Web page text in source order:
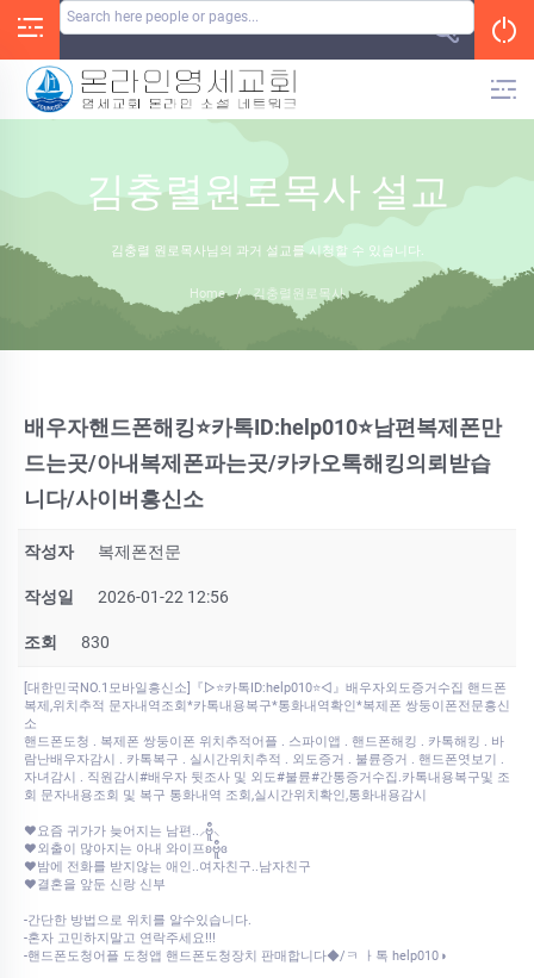
김충렬원로목사 설교
김충렬 원로목사님의 과거 설교를 시청할 수 있습니다.
Home / 김충렬원로목사
배우자핸드폰해킹⭐카톡ID:help010⭐남편복제폰만
드는곳/아내복제폰파는곳/카카오톡해킹의뢰받습
니다/사이버흥신소
작성자 복제폰전문
작성일 2026-01-22 12:56
조회 830
[대한민국NO.1모바일흥신소]『▷⭐카톡ID:help010⭐◁』배우자외도증거수집 핸드폰
복제,위치추적 문자내역조회*카톡내용복구*통화내역확인*복제폰 쌍둥이폰전문흥신
소
핸드폰도청 . 복제폰 쌍둥이폰 위치추적어플 . 스파이앱 . 핸드폰해킹 . 카톡해킹 . 바
람난배우자감시 . 카톡복구 . 실시간위치추적 . 외도증거 . 불륜증거 . 핸드폰엿보기 .
자녀감시 . 직원감시#배우자 뒷조사 및 외도#불륜#간통증거수집.카톡내용복구및 조
회 문자내용조회 및 복구 통화내역 조회,실시간위치확인,통화내용감시
♥요즘 귀가가 늦어지는 남편..⸝ဗီူ⸜
♥외출이 많아지는 아내 와이프ʚဗီူɞ
♥밤에 전화를 받지않는 애인..여자친구..남자친구
♥결혼을 앞둔 신랑 신부
-간단한 방법으로 위치를 알수있습니다.
-혼자 고민하지말고 연락주세요!!!
-핸드폰도청어플 도청앱 핸드폰도청장치 판매합니다◆/ㅋ ㅏ톡 help010◑